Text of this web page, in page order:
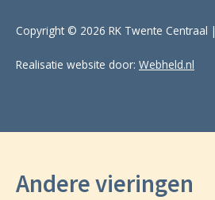
Copyright © 2026 RK Twente Centraal |
Realisatie website door: Webheld.nl
Andere vieringen